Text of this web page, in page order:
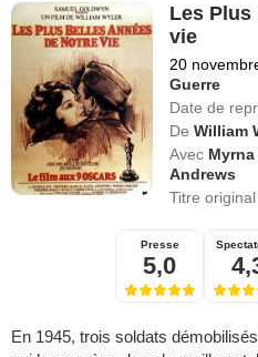
Les Plus
vie
20
Guerre
Date de
De William
Avec
Andrews
Titre
Presse
5,0
En 1945, trois soldats